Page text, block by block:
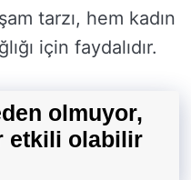
tarzı, hem kadın
için faydalıdır.
olmuyor,
etkili olabilir